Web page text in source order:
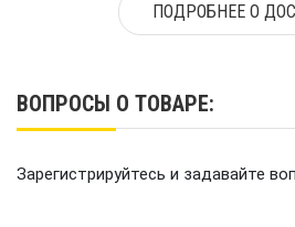
ПОДРОБНЕЕ О
ВОПРОСЫ О ТОВАРЕ:
Зарегистрируйтесь и задавайте